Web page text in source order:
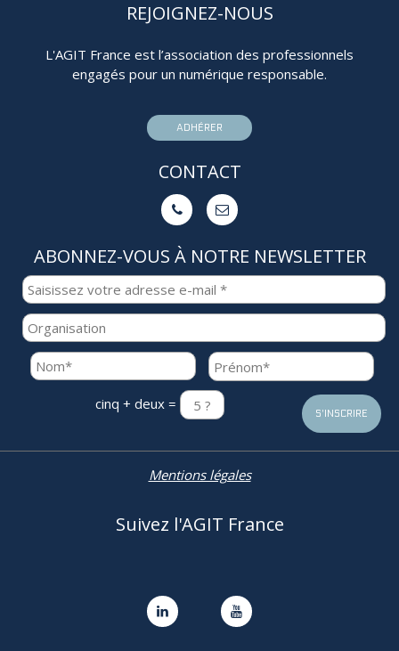
REJOIGNEZ-NOUS
L'AGIT France est l’association des professionnels
engagés pour un numérique responsable.
ADHÉRER
CONTACT
 
ABONNEZ-VOUS À NOTRE NEWSLETTER
cinq + deux =
Mentions légales
Suivez l'AGIT France
 